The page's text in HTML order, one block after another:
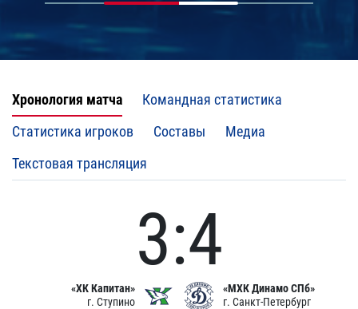
Хронология матча
Командная статистика
Статистика игроков
Составы
Медиа
Текстовая трансляция
«ХК Капитан»
г. Ступино
3:4
«МХК Динамо СПб»
г. Санкт-Петербург